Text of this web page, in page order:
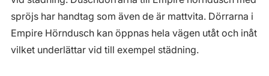
spröjs har handtag som även de är mattvita. Dörrarna i
Empire Hörndusch kan öppnas hela vägen utåt och inåt
vilket underlättar vid till exempel städning.